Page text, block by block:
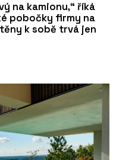
na kamionu,“ říká
pobočky firmy na
k sobě trvá jen